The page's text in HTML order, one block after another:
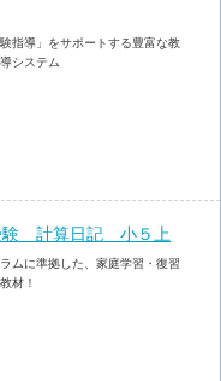
験指導」をサポートする豊富な教
システム
験 計算日記 小５上
ムに準拠した、家庭学習・復習
材！